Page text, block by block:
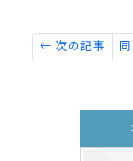
← 次の記事